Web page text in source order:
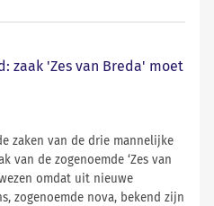
zaak 'Zes van Breda' moet
zaken van de drie mannelijke
van de zogenoemde ‘Zes van
omdat uit nieuwe
zogenoemde nova, bekend zijn